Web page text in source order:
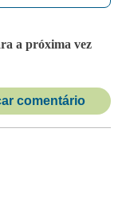
a próxima vez